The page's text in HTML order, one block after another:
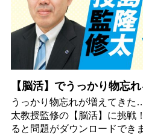
【脳活】でうっかり物忘
うっかり物忘れが増えてき
太教授監修の【脳活】に挑
ると問題がダウンロードでき